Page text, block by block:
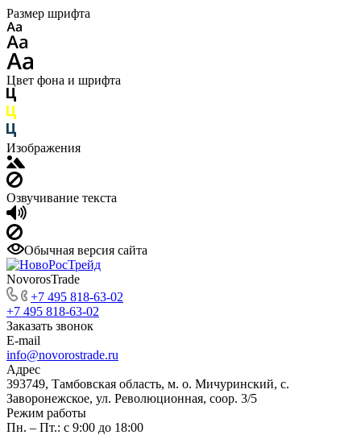
Размер шрифта
Цвет фона и шрифта
Изображения
Озвучивание текста
Обычная версия сайта
NovorosTrade
+7 495 818-63-02
+7 495 818-63-02
Заказать звонок
E-mail
info@novorostrade.ru
Адрес
393749, Тамбовская область, м. о. Мичуринский, с.
Заворонежское, ул. Революционная, соор. 3/5
Режим работы
Пн. – Пт.: с 9:00 до 18:00